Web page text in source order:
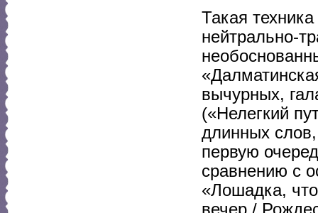
Такая
нейтрально-
вычурных,
(«Нелегкий
длинных
первую
сравнению с
«Лошадка,